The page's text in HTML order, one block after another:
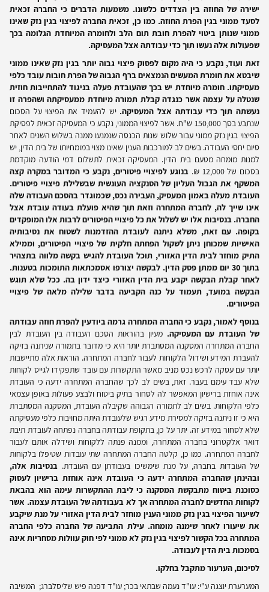
ישירה של החוזה בין הצדדים כלשונו. משמעות הדברים כי החברה זכאית
לסעד ממוני בגין הפרת החוזה. כמו כן, זכאית החברה לפיצוי בגין נזק שאינו
ממוני שנותן ביטוי להפרת חובת תום הלב ולחומרה המיוחדת הגלומה בכך
שפעולות אלה נעשו תוך כדי עבודתה אצל המעסיקה.
זאת ועוד, נקבע כי היה מקום לפסוק פיצוי גבוה יותר בגין נזק שאינו ממוני
שיבטא את חומרת המעשים הנמצאים ברף הגבוה של הפרת חובות עובד כלפי
מעסיקתו. חומרה מיוחדת יש בכך שהעובדת פעלה בניגוד להתחייבות חוזית
שנטלה על עצמה אשר כנגדה קבלת תמורה מיוחדת ממעסיקתה ושהפרה זו
נעשתה תוך כדי עבודתה אצל המעסיקה. יש להעמיד את הפיצוי על הסכום
שנתבע בסך 150,000 ש"ח. אשר לפיצוי הממוני, נקבע כי המעסיקה זכאית לפסיקת
הפיצוי בגין נזק ממוני עבור שלוש שנות הכנסה שנמנעו ממנה בשלוש השנים לאחר
סיום יחסי העבודה. בשים לב למורכבות הענין שאינו מצוי במומחיותו של בית הדין, יש
למנות מומחה מטעם בית הדין. המעסיקה זכאית לתשלום דמי הודעה מוקדמת
בסכום של 12,000 ₪.
בנוגע לפיצויי פיטורים, נקבע כי המדובר במקרה קצה
המשקף את הגבול העליון של הסנקציה העונשית שבשלילת פיצויי פיטורים.
העובדת מעלה באמון המעסיק, העבירה נכס, שכמוגדר בהסכם העבודה שלה
אינו שייך לה, לחברה המתחרה וזאת תוך שהיא פועלת בעודה עובדת אצל
החברה. בנסיבות אלו יש לשלול את כל פיצויי הפיטורים לרבות אלו המופקדים
בקופה. עם זאת, משלא ניתנה לעובדת ההזדמנות לשטוח את נסיבותיה
האישיות שמכוחן ניתן לשקול הפחתה חלקית של פיצויי הפיטורים, וממילא
התיק מוחזר לבית הדין האזורי, תוכל העובדת להגיש בקשה מלווה בתצהיר
בתוך 30 יום ממתן פסק הדין. לבקשה יצורפו אסמכתאות התומכות בטענות.
לאחר קבלת הבקשה יקבע בית הדין האזורי כיצד ידון בה. ככל שלא תוגש
הבקשה במועד, תעמוד על כנה הקביעה בדבר שלילה מלאה של פיצויי
הפיטורים.
בנוסף לאמור, נקבע כי החברה המתחרה גרמה ביודעין להפרת חוזה עבודתה
של העובדת עם המעסיקה. מעיון בהוראות הסכם העבודה בין העובדת לבין
החברה המתחרה המסקנה המסתברת יותר היא כי מדובר בתמורה שניתנה בזיקה
להעברת המידע ושידול הלקוחות לעבור לחברה המתחרה. הוראות אלה מתיישבות
יותר עם עסקה לרכש נכס מניב מאשר התקשרות עם עובד שתפקידו לגייס לקוחות
שלא עבד עימם בעבר. זאת, בשים לב לכך שהחברה המתחרה ידעה כי העובדת
אינה אוחזת ברישיון המאפשר לה לסחור בתיק ביטוח ולבצע פעולות באופן עצמאי
כלפי הלקוחות. בשים לב לתמורה הגבוהה שקיבלה העובדת, המסקנה המסתברת
היא כי זו ניתנה בזיקה למסירת מידע רגיש שלעובדת היתה מחויבות כלפי מעסיקתה
שלא לסחור במידע זה. יתר על כן, בתקופת עבודתה בחברה נפתחה לעובדת תיבת
דואר אלקטרוני בחברה המתחרה, וממנה פנתה ללקוחות ושידלה אותם לעבור
לחברה המתחרה. כמו כן, קלטה החברה המתחרה שתי עובדות שטיפלו בלקוחות
של העובדות בחברה, על מנת שימשיכו בעבודתן עם העובדת. בנסיבות אלה,
ובהינתן שהחברה המתחרה ידעה כי העובדת אינה אוחזת ברישיון לעסוק
כסוכנת ביטוח מתבקשת המסקנה כי ליבת ההתקשרות עימה הוא בהבאת
לקוחות החדשים לחברה המתחרה אך לא בעבודתה של העובדת עצמה. אשר
לשיעור הפיצוי בגין נזק ממוני הענין מוחזר לבית הדין האזורי על מנת שיקבע
את שיעורו לאחר שימנה מומחה. עילת התביעה של החברה כלפי החברה
המתחרה בכל הקשור לפיצוי בגין נזק לא ממוני לפי חוק עוולות מסחריות אינה
בסמכות בית הדין לעבודה.
לסיכום, הערעור מתקבל בחלקו.
המערערת יוצגה ע"י: עו"ד נעמה שבתאי בכר; עו"ד דפנה פיש שליסלברג; המשיבה